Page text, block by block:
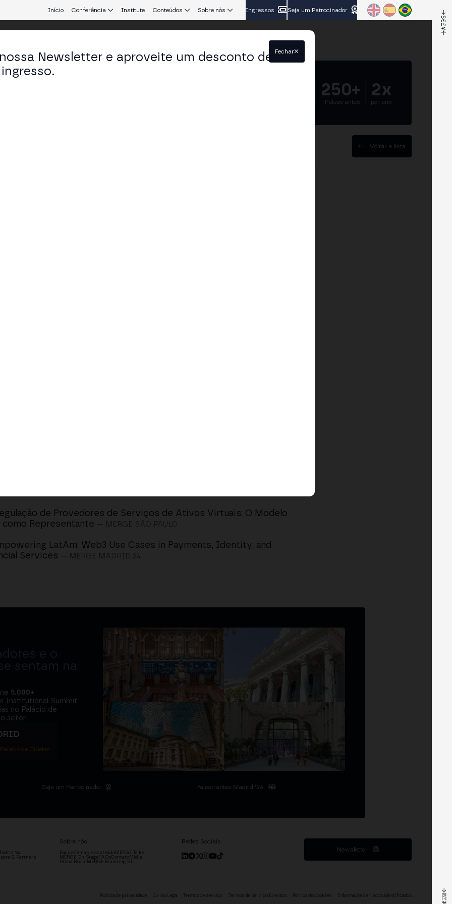
Início Conferência Institute Conteúdos Sobre nós Ingressos Seja um Patrocinador
250+
Palestrantes
2x
por ano
Voltar à lista
de Provedores de Serviços de Ativos Virtuais: O Modelo
como Representante
LatAm: Web3 Use Cases in Payments, Identity, and
Services
e o
sentam na
5.000+
Institutional Summit
no Palácio de
setor.
de Cibeles
Seja um Patrocinador Palestrantes Madrid '26
'24
& Partners
Sobre nós
EquipeTemas e conteúdoMERGE Talks
MERGE On StageFAQsContatoMídia
Press Room MERGE Branding KIT
Redes Sociais
Newsletter
Newsletter e aproveite um desconto de
Fechar
Política de privacidade Aviso Legal Termos de serviço Termos de serviço Eventos Política de cookies Informações e riscos identificados